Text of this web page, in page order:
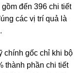
đến 396 chi tiết
các vị trí quả là
chính gốc chỉ khi bộ
thành phần chi tiết